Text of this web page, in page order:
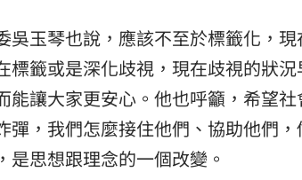
吳玉琴也說，應該不至於標籤化，
標籤或是深化歧視，現在歧視的狀
能讓大家更安心。他也呼籲，希望
彈，我們怎麼接住他們、協助他們
是思想跟理念的一個改變。